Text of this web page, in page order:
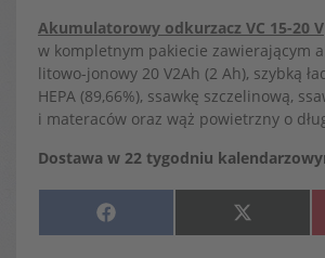
Akumulatorowy odkurzacz VC 15-20 V
w kompletnym pakiecie zawierającym
litowo-jonowy 20 V2Ah (2 Ah), szybką
HEPA (89,66%), ssawkę szczelinową,
i materaców oraz wąż powietrzny o
Dostawa w 22 tygodniu
SHARE
F
A
SHARE
X
(